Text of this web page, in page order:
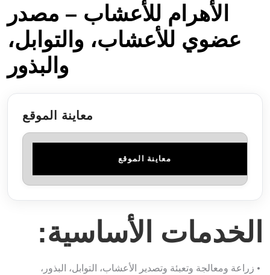
الأهرام للأعشاب – مصدر
عضوي للأعشاب، والتوابل،
والبذور
معاينة الموقع
معاينة الموقع
الخدمات الأساسية:
• زراعة ومعالجة وتعبئة وتصدير الأعشاب، التوابل، البذور،